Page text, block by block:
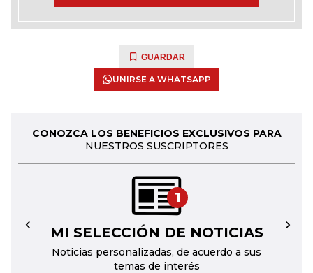
GUARDAR
UNIRSE A WHATSAPP
CONOZCA LOS BENEFICIOS EXCLUSIVOS PARA
NUESTROS SUSCRIPTORES
1
MI SELECCIÓN DE NOTICIAS
Noticias personalizadas, de acuerdo a sus
temas de interés
← →